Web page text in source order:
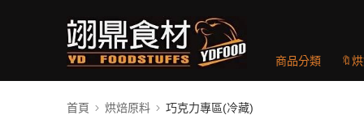
商品分類 🔖
首頁 烘焙原料 巧克力專區(冷藏)